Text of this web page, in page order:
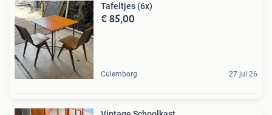
Tafeltjes (6x)
€ 85,00
Culemborg 27 jul 26